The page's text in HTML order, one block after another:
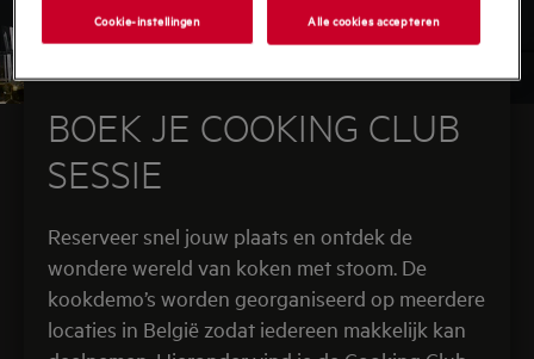
BOEK JE COOKING CLUB
SESSIE
Reserveer snel jouw plaats en ontdek de
wondere wereld van koken met stoom. De
kookdemo’s worden georganiseerd op meerdere
locaties in België zodat iedereen makkelijk kan
Cookie-instellingen Alle cookies accepteren